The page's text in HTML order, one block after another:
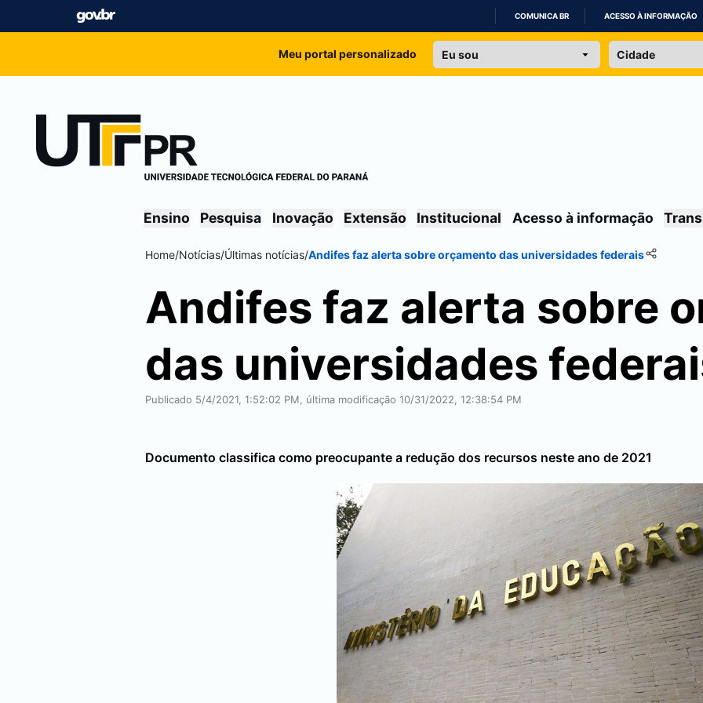
IR
COMUNICA BR ACESSO À INFORMAÇÃO
Meu portal personalizado
Ensino Pesquisa Inovação Extensão Institucional Acesso à informação
Home/Notícias/Últimas notícias/Andifes faz alerta sobre orçamento das universidades federais
Andifes faz alerta sobre
das universidades
Publicado 5/4/2021, 1:52:02 PM, última modificação 10/31/2022, 12:38:54 PM
Documento classifica como preocupante a redução dos recursos neste ano de 2021